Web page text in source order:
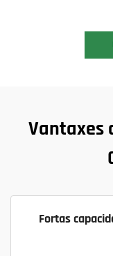
Vantaxes
Fortas